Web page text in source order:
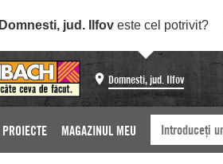
Domnesti, jud. Ilfov este cel potrivit?
Domnesti, jud. Ilfov
PROIECTE MAGAZINUL MEU